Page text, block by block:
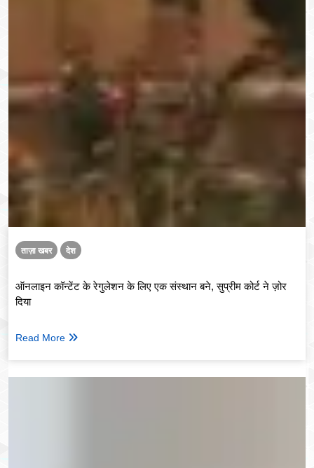
ताज़ा खबर देश
ऑनलाइन कॉन्टेंट के रेगुलेशन के लिए एक संस्थान बने, सुप्रीम कोर्ट ने ज़ोर
दिया
Read More